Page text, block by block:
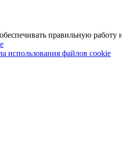
правильную работу
использования файлов cookie